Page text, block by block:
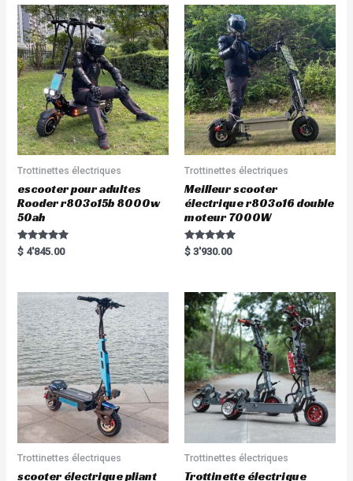
o
u
t
o
f
5
t
o
f
5
Trottinettes électriques
escooter pour adultes
Rooder r803o15b 8000w
50ah
Rated
5.00
$ 4'845.00
Trottinettes électriques
Meilleur scooter
électrique r803o16 double
moteur 7000W
Rated
5.00
$ 3'930.00
Trottinettes électriques
scooter électrique pliant
Trottinettes électriques
Trottinette électrique